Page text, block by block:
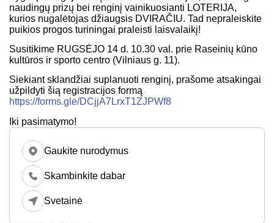
naudingų prizų bei renginį vainikuosianti LOTERIJA,
kurios nugalėtojas džiaugsis DVIRAČIU. Tad nepraleiskite
puikios progos turiningai praleisti laisvalaikį!
Susitikime RUGSĖJO 14 d. 10.30 val. prie Raseinių kūno
kultūros ir sporto centro (Vilniaus g. 11).
Siekiant sklandžiai suplanuoti renginį, prašome atsakingai
užpildyti šią registracijos formą
https://forms.gle/DCjjA7LrxT1ZJPWf8
Iki pasimatymo!
Gaukite nurodymus
Skambinkite dabar
Svetainė